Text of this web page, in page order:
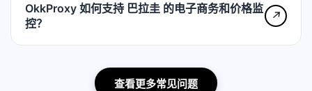
OkkProxy 如何支持 巴拉圭 的电子商务和价格监
控？
↗
查看更多常见问题